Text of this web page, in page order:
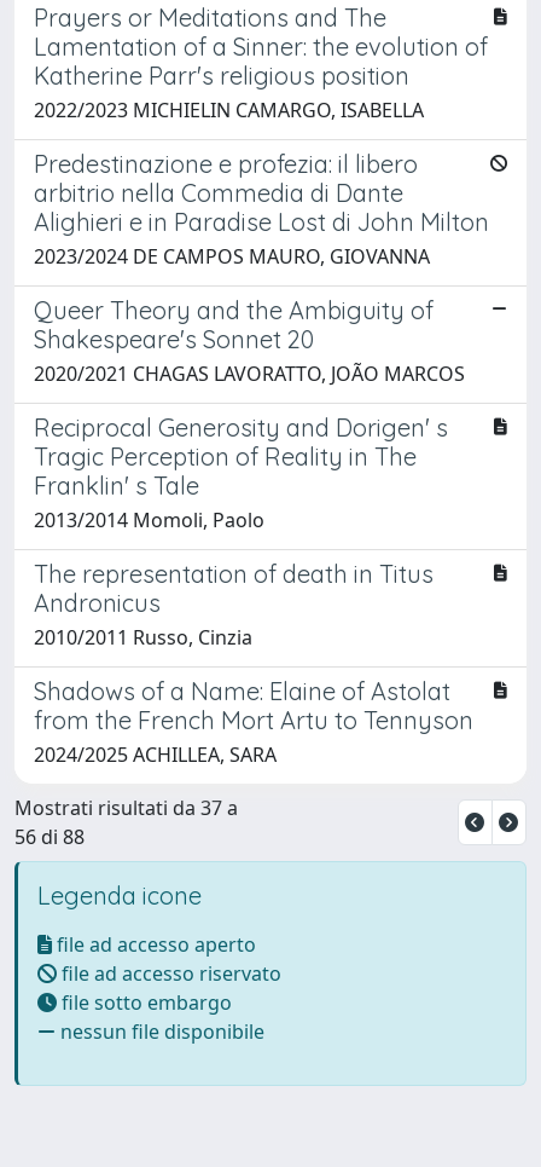
Prayers or Meditations and The
Lamentation of a Sinner: the evolution of
Katherine Parr's religious position
2022/2023 MICHIELIN CAMARGO, ISABELLA
Predestinazione e profezia: il libero
arbitrio nella Commedia di Dante
Alighieri e in Paradise Lost di John Milton
2023/2024 DE CAMPOS MAURO, GIOVANNA
Queer Theory and the Ambiguity of
Shakespeare's Sonnet 20
2020/2021 CHAGAS LAVORATTO, JOÃO MARCOS
Reciprocal Generosity and Dorigen' s
Tragic Perception of Reality in The
Franklin' s Tale
2013/2014 Momoli, Paolo
The representation of death in Titus
Andronicus
2010/2011 Russo, Cinzia
Shadows of a Name: Elaine of Astolat
from the French Mort Artu to Tennyson
2024/2025 ACHILLEA, SARA
Mostrati risultati da 37 a
56 di 88
Legenda icone
file ad accesso aperto
file ad accesso riservato
file sotto embargo
nessun file disponibile